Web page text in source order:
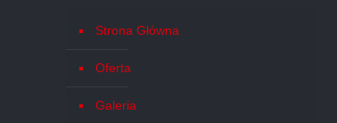
Strona Główna
Oferta
Galeria